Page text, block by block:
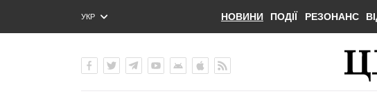
УКР
ENG
НОВИНИ ПОДІЇ РЕЗОНАНС